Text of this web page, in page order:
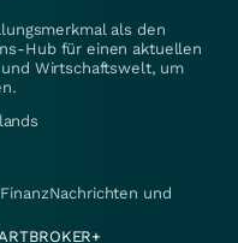
als den
Hub für einen aktuellen
Wirtschaftswelt, um
und